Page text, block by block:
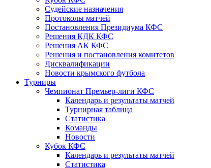
Судейские назначения
Протоколы матчей
Постановления Президиума КФС
Решения КДК КФС
Решения АК КФС
Решения и постановления комитетов
Дисквалификации
Новости крымского футбола
Турниры
Чемпионат Премьер-лиги КФС
Календарь и результаты матчей
Турнирная таблица
Статистика
Команды
Новости
Кубок КФС
Календарь и результаты матчей
Статистика